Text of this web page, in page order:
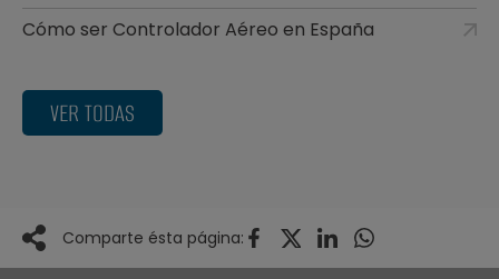
Cómo ser Controlador Aéreo en España
VER TODAS
Comparte ésta página: